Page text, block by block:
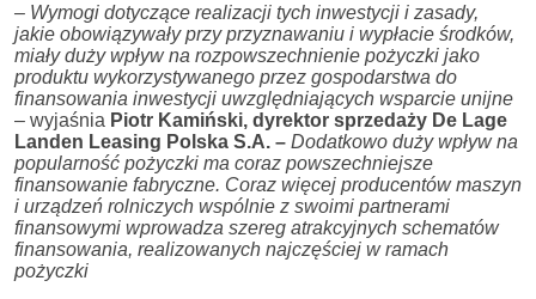
– Wymogi dotyczące realizacji tych inwestycji i zasady,
jakie obowiązywały przy przyznawaniu i wypłacie środków,
miały duży wpływ na rozpowszechnienie pożyczki jako
produktu wykorzystywanego przez gospodarstwa do
finansowania inwestycji uwzględniających wsparcie unijne
– wyjaśnia Piotr Kamiński, dyrektor sprzedaży De Lage
Landen Leasing Polska S.A. – Dodatkowo duży wpływ na
popularność pożyczki ma coraz powszechniejsze
finansowanie fabryczne. Coraz więcej producentów maszyn
i urządzeń rolniczych wspólnie z swoimi partnerami
finansowymi wprowadza szereg atrakcyjnych schematów
finansowania, realizowanych najczęściej w ramach
pożyczki